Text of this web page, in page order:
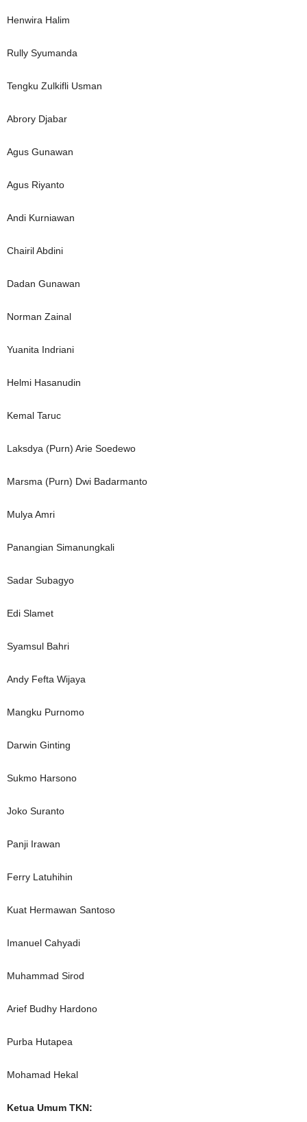
Henwira Halim
Rully Syumanda
Tengku Zulkifli Usman
Abrory Djabar
Agus Gunawan
Agus Riyanto
Andi Kurniawan
Chairil Abdini
Dadan Gunawan
Norman Zainal
Yuanita Indriani
Helmi Hasanudin
Kemal Taruc
Laksdya (Purn) Arie Soedewo
Marsma (Purn) Dwi Badarmanto
Mulya Amri
Panangian Simanungkali
Sadar Subagyo
Edi Slamet
Syamsul Bahri
Andy Fefta Wijaya
Mangku Purnomo
Darwin Ginting
Sukmo Harsono
Joko Suranto
Panji Irawan
Ferry Latuhihin
Kuat Hermawan Santoso
Imanuel Cahyadi
Muhammad Sirod
Arief Budhy Hardono
Purba Hutapea
Mohamad Hekal
Ketua Umum TKN: